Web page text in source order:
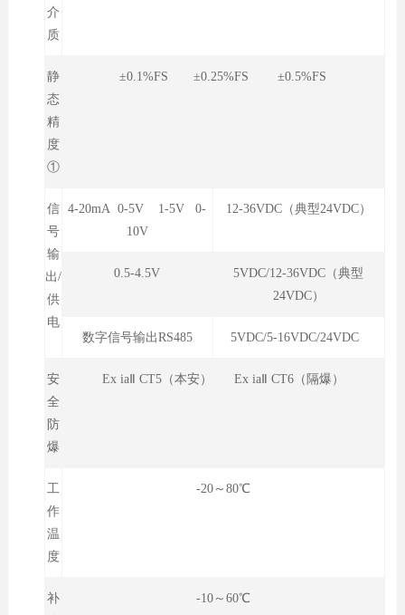
介
质
静
态
精
度
①
±0.1%FS ±0.25%FS ±0.5%FS
信
号
输
出/
供
电
4-20mA 0-5V 1-5V 0-
10V
12-36VDC（典型24VDC）
0.5-4.5V
5VDC/12-36VDC（典型
24VDC）
数字信号输出RS485 5VDC/5-16VDC/24VDC
安
全
防
爆
Ex iaⅡ CT5（本安） Ex iaⅡ CT6（隔爆）
工
作
温
度
-20～80℃
补
-10～60℃